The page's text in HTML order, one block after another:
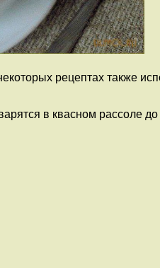
рецептах также
в квасном рассоле до